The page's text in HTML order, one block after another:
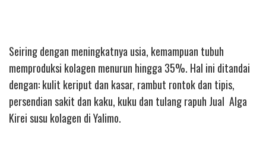
Seiring dengan meningkatnya usia, kemampuan tubuh
memproduksi kolagen menurun hingga 35%. Hal ini ditandai
dengan: kulit keriput dan kasar, rambut rontok dan tipis,
persendian sakit dan kaku, kuku dan tulang rapuh Jual Alga
Kirei susu kolagen di Yalimo.